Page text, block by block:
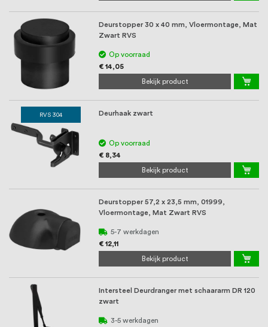
goede relatie met onze klanten het
verschil maakt.
Deurstopper 30 x 40 mm, Vloermontage, Mat
Zwart RVS
Op voorraad
€ 14,05
Bekijk product
RVS 304 Deurhaak zwart
Op voorraad
€ 8,34
Bekijk product
Deurstopper 57,2 x 23,5 mm, 01999,
Vloermontage, Mat Zwart RVS
5-7 werkdagen
€ 12,11
Bekijk product
Intersteel Deurdranger met schaararm DR 120
zwart
3-5 werkdagen